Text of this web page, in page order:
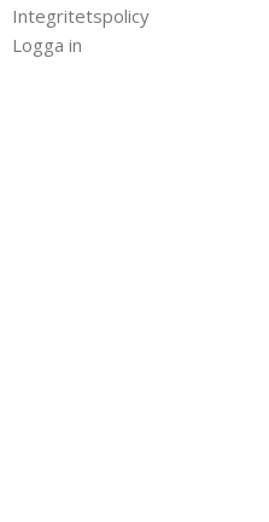
Integritetspolicy
Logga in